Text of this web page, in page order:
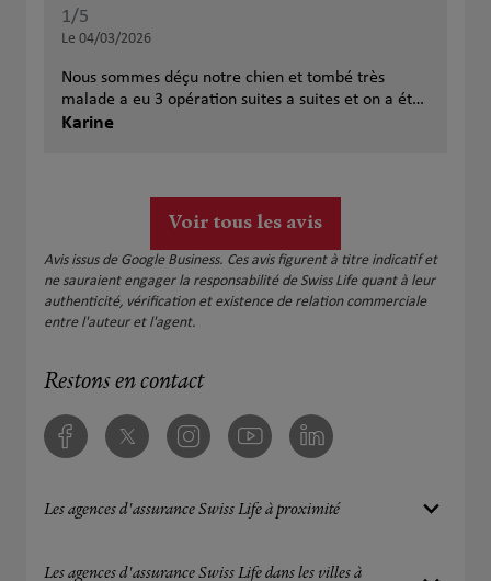
1/5
Le 04/03/2026
Nous sommes déçu notre chien et tombé très
malade a eu 3 opération suites a suites et on a été
remboursé ok ses bien mes la je viens d avoir un
continuer a payer chaque mois ses pas normal
Karine
Voir tous les avis
Avis issus de Google Business. Ces avis figurent à titre indicatif et
ne sauraient engager la responsabilité de Swiss Life quant à leur
authenticité, vérification et existence de relation commerciale
entre l'auteur et l'agent.
Restons en contact
FacebookTwitter InstagramYoutube Linkedin
Les agences d'assurance Swiss Life à proximité
Les agences d'assurance Swiss Life dans les villes à